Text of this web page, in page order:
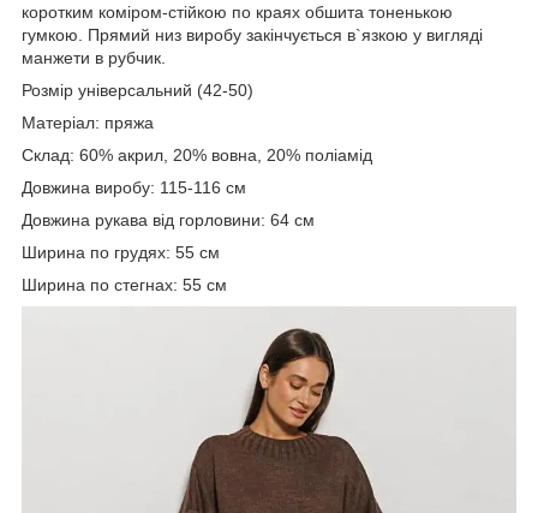
коротким коміром-стійкою по краях обшита тоненькою
гумкою. Прямий низ виробу закінчується в`язкою у вигляді
манжети в рубчик.
Розмір універсальний (42-50)
Матеріал: пряжа
Склад: 60% акрил, 20% вовна, 20% поліамід
Довжина виробу: 115-116 см
Довжина рукава від горловини: 64 см
Ширина по грудях: 55 см
Ширина по стегнах: 55 см